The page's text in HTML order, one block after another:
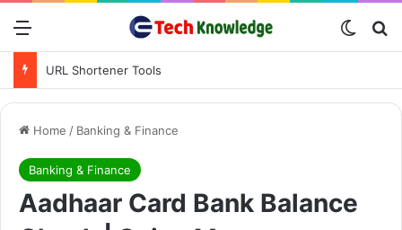
Menu
URL Shortener Tools
Home / Banking & Finance
Banking & Finance
Aadhaar Card Bank Balance